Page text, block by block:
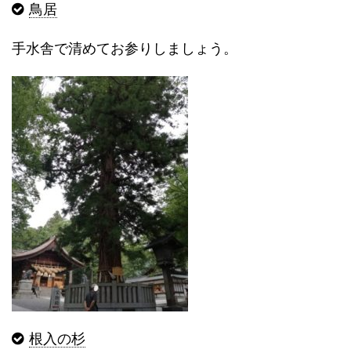
鳥居
手水舎で清めてお参りしましょう。
根入の杉